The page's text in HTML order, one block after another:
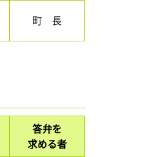
町 長
答弁を
求める者